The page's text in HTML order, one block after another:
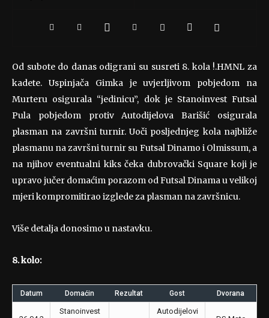
Od subote do danas odigrani su susreti 8. kola !.HMNL za
kadete. Uspinjača Gimka je uvjerljivom pobjedom na
Murteru osigurala “jedinicu”, dok je Stanoinvest Futsal
Pula pobjedom protiv Autodijelova Barišić osigurala
plasman na završni turnir. Uoči posljednjeg kola najbliže
plasmanu na završni turnir su Futsal Dinamo i Olmissum, a
na njihov eventualni kiks čeka dubrovački Square koji je
upravo jučer domaćim porazom od Futsal Dinama u velikoj
mjeri kompromitirao izglede za plasman na završnicu.
Više detalja donosimo u nastavku.
8. kolo:
Datum Domaćin Rezultat Gost Dvorana
Stanoinvest
Autodijelovi